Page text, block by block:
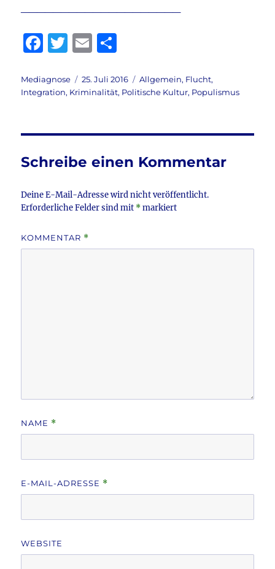
F
c
e
o
o
T
it
te
E
ai
l
le
n
Autor
Mediagnose
Veröffentlicht
am
25. Juli 2016 Kategorien
Allgemein, Flucht,
Integration, Kriminalität, Politische Kultur, Populismus
Schreibe einen Kommentar
Deine E-Mail-Adresse wird nicht veröffentlicht.
Erforderliche Felder sind mit *markiert
KOMMENTAR *
NAME *
E-MAIL-ADRESSE *
WEBSITE